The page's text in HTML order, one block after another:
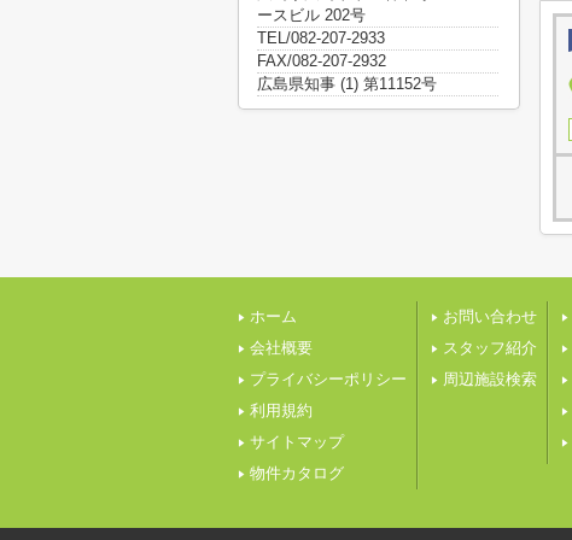
ースビル 202号
TEL/082-207-2933
FAX/082-207-2932
広島県知事 (1) 第11152号
ホーム
会社概要
プライバシーポリシー
利用規約
サイトマップ
物件カタログ
お問い合わせ
スタッフ紹介
周辺施設検索